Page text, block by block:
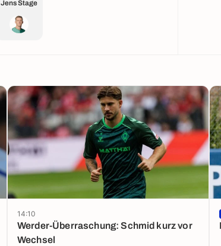
Jens Stage
Werder-Überraschung: Schmid kurz vor
Wechsel
14:10